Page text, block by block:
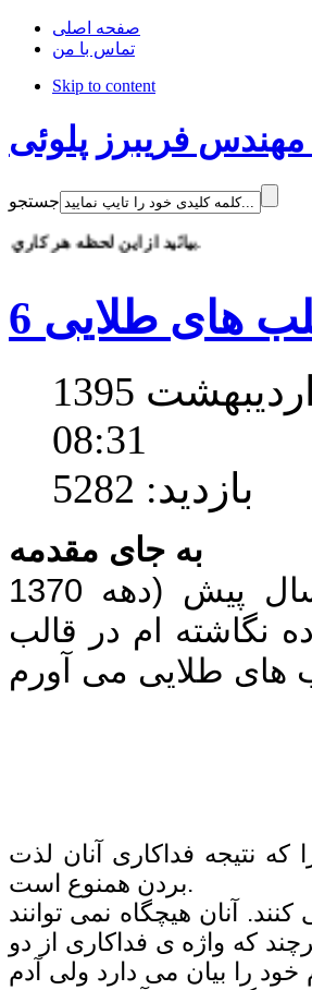
صفحه اصلی
تماس با من
Skip to content
فریبرز پلوئی
جستجو
های طلایی 6
تاریخ ایجاد در پنج شنبه, 23 ارديبهشت 1395
08:31
بازدید: 5282
به جای مقدمه
روح نوشته هایم را که بیست سال پیش (دهه 1370
نگاشته ام در قالب
نتیجه فداکاری آنان لذت
بردن همنوع است.
آنان هیچگاه نمی توانند
که واژه ی فداکاری از دو
را بیان می دارد ولی آدم